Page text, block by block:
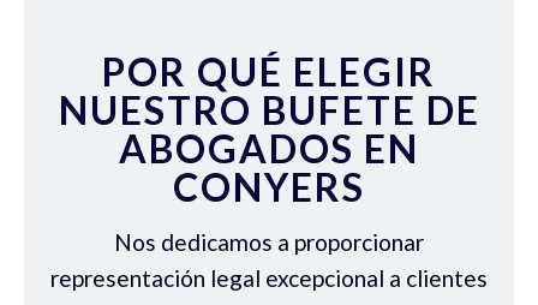
POR QUÉ ELEGIR
NUESTRO BUFETE DE
ABOGADOS EN
CONYERS
Nos dedicamos a proporcionar
representación legal excepcional a clientes